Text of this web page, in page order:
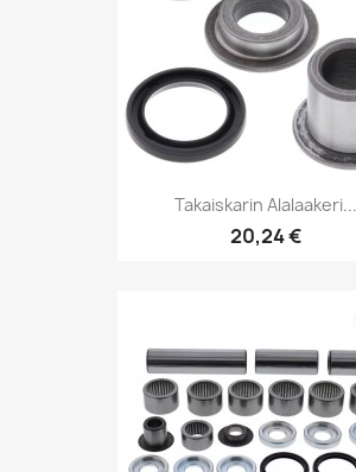
Takaiskarin Alalaakeri...
20,24 €